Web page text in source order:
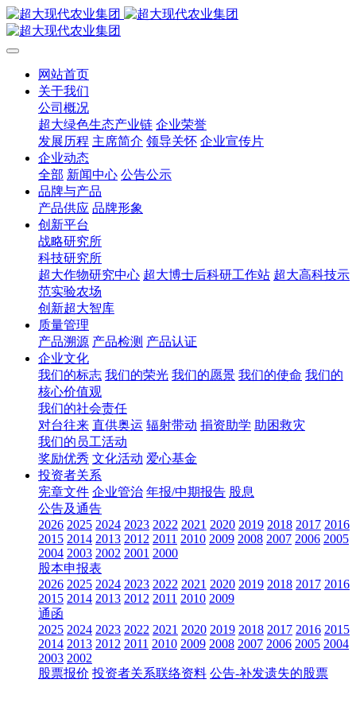
网站首页
关于我们
公司概况
超大绿色生态产业链 企业荣誉
发展历程 主席简介 领导关怀 企业宣传片
企业动态
全部 新闻中心 公告公示
品牌与产品
产品供应 品牌形象
创新平台
战略研究所
科技研究所
超大作物研究中心 超大博士后科研工作站 超大高科技示
范实验农场
创新超大智库
质量管理
产品溯源 产品检测 产品认证
企业文化
我们的标志 我们的荣光 我们的愿景 我们的使命 我们的
核心价值观
我们的社会责任
对台往来 直供奥运 辐射带动 捐资助学 助困救灾
我们的员工活动
奖励优秀 文化活动 爱心基金
投资者关系
宪章文件 企业管治 年报/中期报告 股息
公告及通告
2026 2025 2024 2023 2022 2021 2020 2019 2018 2017 2016
2015 2014 2013 2012 2011 2010 2009 2008 2007 2006 2005
2004 2003 2002 2001 2000
股本申报表
2026 2025 2024 2023 2022 2021 2020 2019 2018 2017 2016
2015 2014 2013 2012 2011 2010 2009
通函
2025 2024 2023 2022 2021 2020 2019 2018 2017 2016 2015
2014 2013 2012 2011 2010 2009 2008 2007 2006 2005 2004
2003 2002
股票报价 投资者关系联络资料 公告-补发遗失的股票